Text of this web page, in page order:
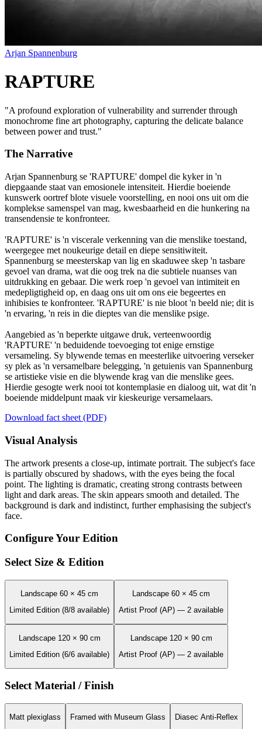
Arjan Spannenburg
RAPTURE
"A profound exploration of vulnerability and surrender through
monochrome fine art photography, capturing the delicate balance
between power and trust."
The Narrative
Arjan Spannenburg se 'RAPTURE' dompel die kyker in 'n
diepgaande staat van emosionele intensiteit. Hierdie boeiende
kunswerk oortref blote visuele voorstelling, en nooi ons uit om die
komplekse samenspel van mag, kwesbaarheid en die hunkering na
transendensie te konfronteer.
'RAPTURE' is 'n viscerale verkenning van die menslike toestand,
weergegee met noukeurige detail en diepe sensitiwiteit.
Spannenburg se meesterskap van lig en skaduwee skep 'n tasbare
gevoel van drama, wat die oog trek na die subtiele nuanses van
uitdrukking en gebaar. Die werk roep 'n gevoel van intimiteit en
medepligtigheid op, en daag ons uit om ons eie begeertes en
inhibisies te konfronteer. 'RAPTURE' is nie bloot 'n beeld nie; dit is
'n ervaring, 'n reis in die dieptes van die menslike psige.
Aangebied as 'n beperkte uitgawe druk, verteenwoordig
'RAPTURE' 'n beduidende toevoeging tot enige ernstige
versameling. Sy blywende temas en meesterlike uitvoering verseker
sy plek as 'n versamelbare belegging, 'n getuienis van Spannenburg
se artistieke visie en die blywende krag van die menslike gees.
Hierdie gesogte werk nooi tot kontemplasie en dialoog uit, wat dit 'n
boeiende middelpunt maak vir kieskeurige versamelaars.
Download fact sheet (PDF)
Visual Analysis
The artwork presents a close-up, intimate portrait. The subject's face
is partially obscured by shadows, with the eyes being the focal
point. The lighting is dramatic, creating strong contrasts between
light and dark areas. The skin appears smooth and detailed. The
background is dark and indistinct, further emphasising the subject's
face.
Configure Your Edition
Select Size & Edition
Landscape 60 × 45 cm
Limited Edition (8/8 available)
Landscape 60 × 45 cm
Artist Proof (AP) — 2 available
Landscape 120 × 90 cm
Limited Edition (6/6 available)
Landscape 120 × 90 cm
Artist Proof (AP) — 2 available
Select Material / Finish
Matt plexiglass
Framed with Museum Glass
Diasec Anti-Reflex